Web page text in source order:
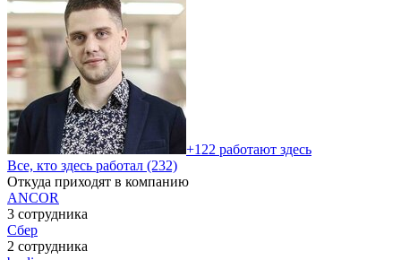
+122 работают здесь
Все, кто здесь работал (232)
Откуда приходят в компанию
ANCOR
3 сотрудника
Сбер
2 сотрудника